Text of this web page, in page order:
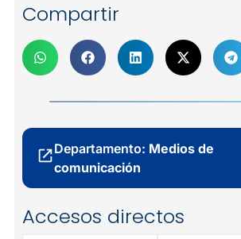
Compartir
Departamento: Medios de
comunicación
Accesos directos